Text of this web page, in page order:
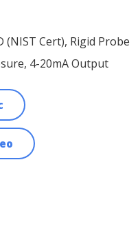
Cert), Rigid Probe
4-20mA Output